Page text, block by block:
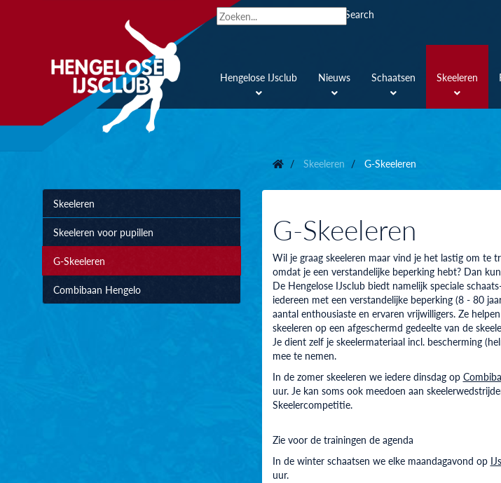
Search
Hengelose IJsclub Nieuws Schaatsen Skeeleren
Skeeleren
Skeeleren voor pupillen
G-Skeeleren
Combibaan Hengelo
Skeeleren G-Skeeleren
G-Skeeleren
Wil je graag skeeleren maar vind je het lastig om te
omdat je een verstandelijke beperking hebt? Dan
De Hengelose IJsclub biedt namelijk speciale
iedereen met een verstandelijke beperking (8 - 80
aantal enthousiaste en ervaren vrijwilligers. Ze
skeeleren op een afgeschermd gedeelte van de
Je dient zelf je skeelermateriaal incl. bescherming
mee te nemen.
In de zomer skeeleren we iedere dinsdag op
uur. Je kan soms ook meedoen aan
Skeelercompetitie.
Zie voor de trainingen de agenda
In de winter schaatsen we elke maandagavond op
uur.